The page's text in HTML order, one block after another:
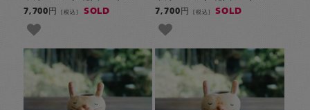
7,700円[税込] SOLD 7,700円 [税込] SOLD